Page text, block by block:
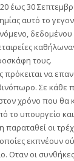
έως 30
αυτό το
δεδομένου
τους.
πρόκειται να
Σε κάθε
χρόνο που θα
το υπουργείο
παραταθεί οι
εκπνέουν
Οταν οι